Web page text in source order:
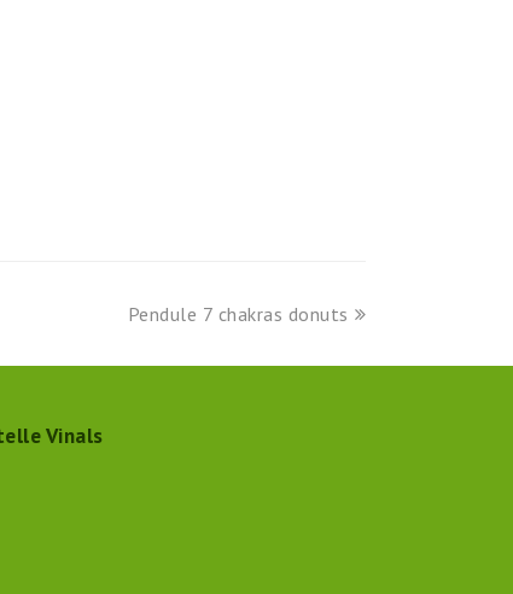
next
Pendule 7 chakras donuts
Vinals